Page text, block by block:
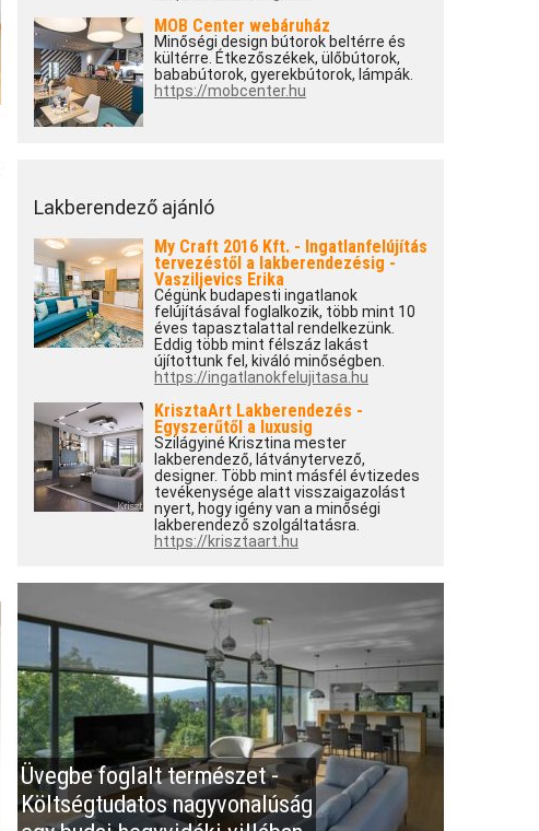
MOB Center webáruház
Minőségi design bútorok beltérre és
kültérre. Étkezőszékek, ülőbútorok,
bababútorok, gyerekbútorok, lámpák.
https://mobcenter.hu
Lakberendező ajánló
My Craft 2016 Kft. - Ingatlanfelújítás
tervezéstől a lakberendezésig -
Vasziljevics Erika
Cégünk budapesti ingatlanok
felújításával foglalkozik, több mint 10
éves tapasztalattal rendelkezünk.
Eddig több mint félszáz lakást
újítottunk fel, kiváló minőségben.
https://ingatlanokfelujitasa.hu
KrisztaArt Lakberendezés -
Egyszerűtől a luxusig
Szilágyiné Krisztina mester
lakberendező, látványtervező,
designer. Több mint másfél évtizedes
tevékenysége alatt visszaigazolást
nyert, hogy igény van a minőségi
lakberendező szolgáltatásra.
https://krisztaart.hu
Üvegbe foglalt természet -
Költségtudatos nagyvonalúság